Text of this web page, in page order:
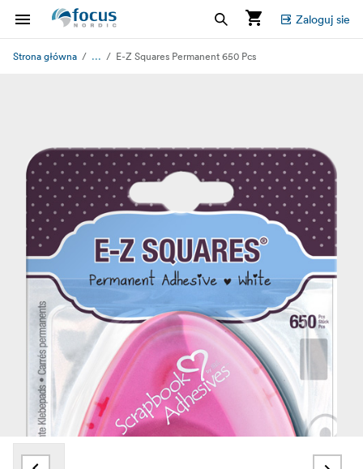
Zaloguj sie
Strona główna ... E-Z Squares Permanent 650 Pcs